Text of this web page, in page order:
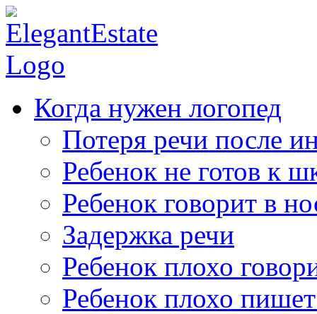
Когда нужен логопед
Потеря речи после
Ребенок не готов к
Ребенок говорит в
Задержка речи
Ребенок плохо
Ребенок плохо